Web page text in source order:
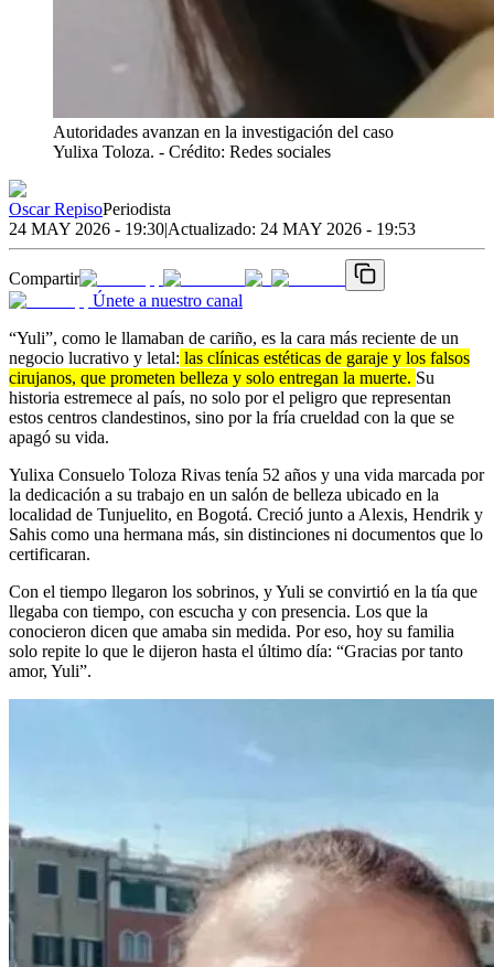
Autoridades avanzan en la investigación del caso
Yulixa Toloza. - Crédito: Redes sociales
Oscar RepisoPeriodista
24 MAY 2026 - 19:30|Actualizado: 24 MAY 2026 - 19:53
Compartir
Únete a nuestro canal
“Yuli”, como le llamaban de cariño, es la cara más reciente de un
negocio lucrativo y letal: las clínicas estéticas de garaje y los falsos
cirujanos, que prometen belleza y solo entregan la muerte. Su
historia estremece al país, no solo por el peligro que representan
estos centros clandestinos, sino por la fría crueldad con la que se
apagó su vida.
Yulixa Consuelo Toloza Rivas tenía 52 años y una vida marcada por
la dedicación a su trabajo en un salón de belleza ubicado en la
localidad de Tunjuelito, en Bogotá. Creció junto a Alexis, Hendrik y
Sahis como una hermana más, sin distinciones ni documentos que lo
certificaran.
Con el tiempo llegaron los sobrinos, y Yuli se convirtió en la tía que
llegaba con tiempo, con escucha y con presencia. Los que la
conocieron dicen que amaba sin medida. Por eso, hoy su familia
solo repite lo que le dijeron hasta el último día: “Gracias por tanto
amor, Yuli”.